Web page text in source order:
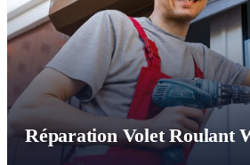
Réparation Volet Roulant